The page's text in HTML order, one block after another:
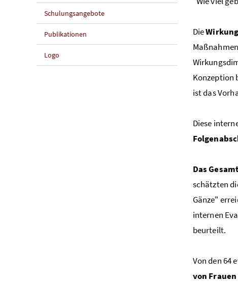
Schulungsangebote
Publikationen
Logo
Die
Konzeption
ist das
Diese
Das
schätzten
Gänze"
internen
beurteilt.
Von den 64
von